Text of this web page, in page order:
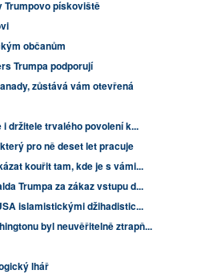
Trumpovo pískoviště
občanům
Trumpa podporují
zůstává vám otevřená
držitele trvalého povolení k...
pro ně deset let pracuje
kouřit tam, kde je s vámi...
Trumpa za zákaz vstupu d...
islamistickými džihadistic...
byl neuvěřitelně ztrapň...
lhář